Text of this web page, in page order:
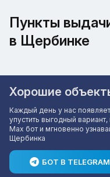
Пункты
в Щербинке
Хорошие
Каждый день у нас
упустить выгодный
Max бот и мгновенно
Щербинка
БОТ В TELEGRAM